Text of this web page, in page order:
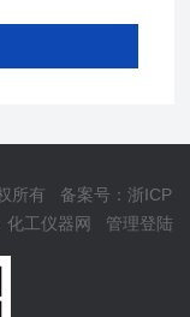
所有 备案号：浙ICP
化工仪器网 管理登陆